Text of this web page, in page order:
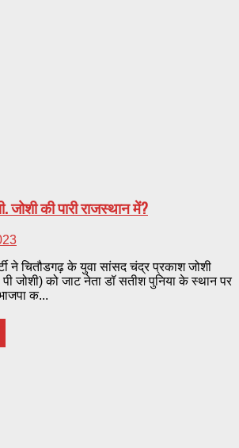
जोशी की पारी राजस्थान में?
ने चितौडगढ़ के युवा सांसद चंद्र प्रकाश जोशी
जोशी) को जाट नेता डॉ सतीश पुनिया के स्थान पर
क...